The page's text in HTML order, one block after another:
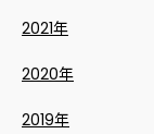
2021年
2020年
2019年